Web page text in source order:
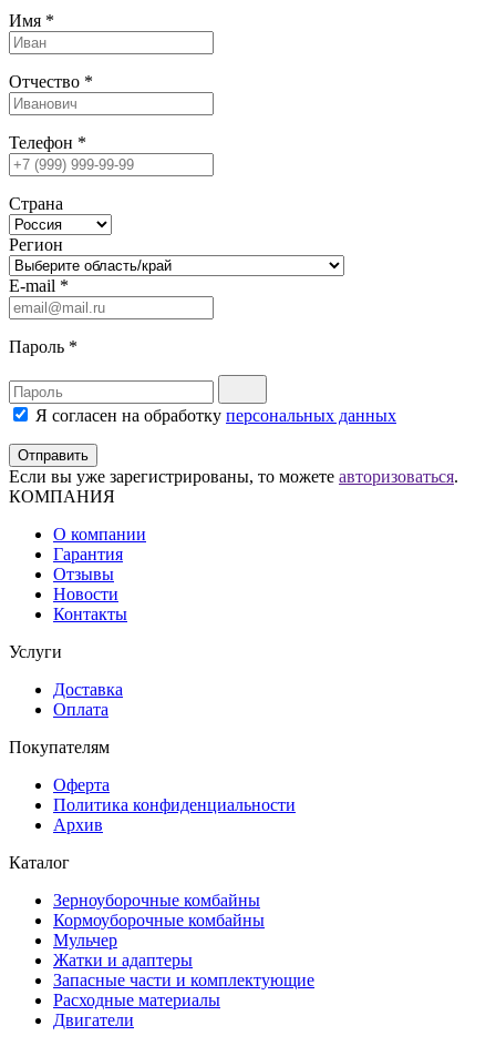
Имя *
Отчество *
Телефон *
Страна
Регион
E-mail *
Пароль *
Я согласен на обработку персональных данных
Отправить
Если вы уже зарегистрированы, то можете авторизоваться.
КОМПАНИЯ
О компании
Гарантия
Отзывы
Новости
Контакты
Услуги
Доставка
Оплата
Покупателям
Оферта
Политика конфиденциальности
Архив
Каталог
Зерноуборочные комбайны
Кормоуборочные комбайны
Мульчер
Жатки и адаптеры
Запасные части и комплектующие
Расходные материалы
Двигатели